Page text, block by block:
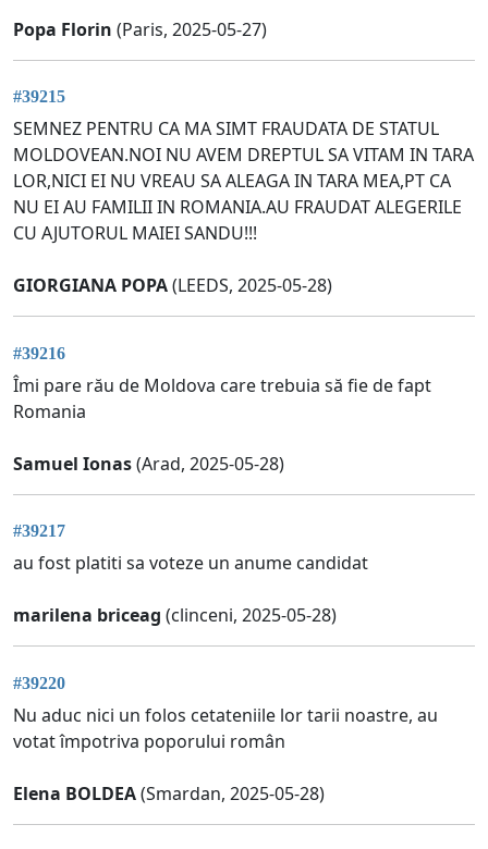
Popa Florin (Paris, 2025-05-27)
#39215
SEMNEZ PENTRU CA MA SIMT FRAUDATA DE STATUL
MOLDOVEAN.NOI NU AVEM DREPTUL SA VITAM IN TARA
LOR,NICI EI NU VREAU SA ALEAGA IN TARA MEA,PT CA
NU EI AU FAMILII IN ROMANIA.AU FRAUDAT ALEGERILE
CU AJUTORUL MAIEI SANDU!!!
GIORGIANA POPA(LEEDS, 2025-05-28)
#39216
Îmi pare rău de Moldova care trebuia să fie de fapt
Romania
Samuel Ionas(Arad, 2025-05-28)
#39217
au fost platiti sa voteze un anume candidat
marilena briceag (clinceni, 2025-05-28)
#39220
Nu aduc nici un folos cetateniile lor tarii noastre, au
votat împotriva poporului român
Elena BOLDEA(Smardan, 2025-05-28)